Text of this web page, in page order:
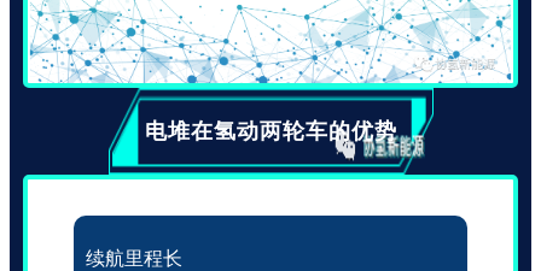
电堆在氢动两轮车的优势
续航里程长